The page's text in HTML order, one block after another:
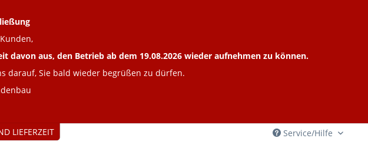
Service/Hilfe
LIEFERZEIT
davon aus, den Betrieb ab dem 19.08.2026 wieder aufnehmen zu können.
darauf, Sie bald wieder begrüßen zu dürfen.